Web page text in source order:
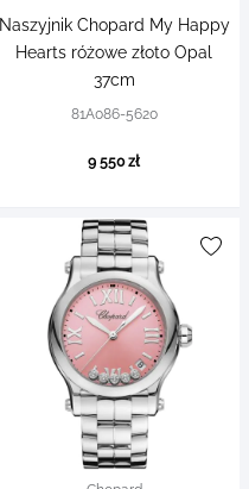
Naszyjnik Chopard My Happy
Hearts różowe złoto Opal
37cm
81A086-5620
9 550 zł